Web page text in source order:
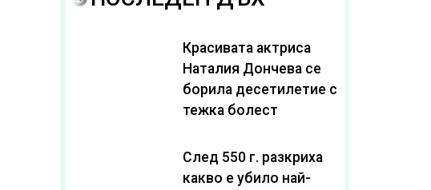
Красивата актриса
Наталия Дончева се
борила десетилетие с
тежка болест
След 550 г. разкриха
какво е убило най-